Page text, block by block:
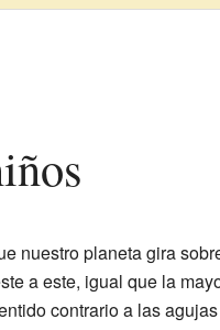
nuestro planeta gira
a este, igual que la
contrario a las